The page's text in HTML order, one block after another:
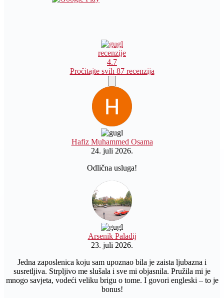
recenzije
4.7
Pročitajte svih 87 recenzija
Hafiz Muhammed Osama
24. juli 2026.
Odlična usluga!
Arsenik Paladij
23. juli 2026.
Jedna zaposlenica koju sam upoznao bila je zaista ljubazna i
susretljiva. Strpljivo me slušala i sve mi objasnila. Pružila mi je
mnogo savjeta, vodeći veliku brigu o tome. I govori engleski – to je
bonus!